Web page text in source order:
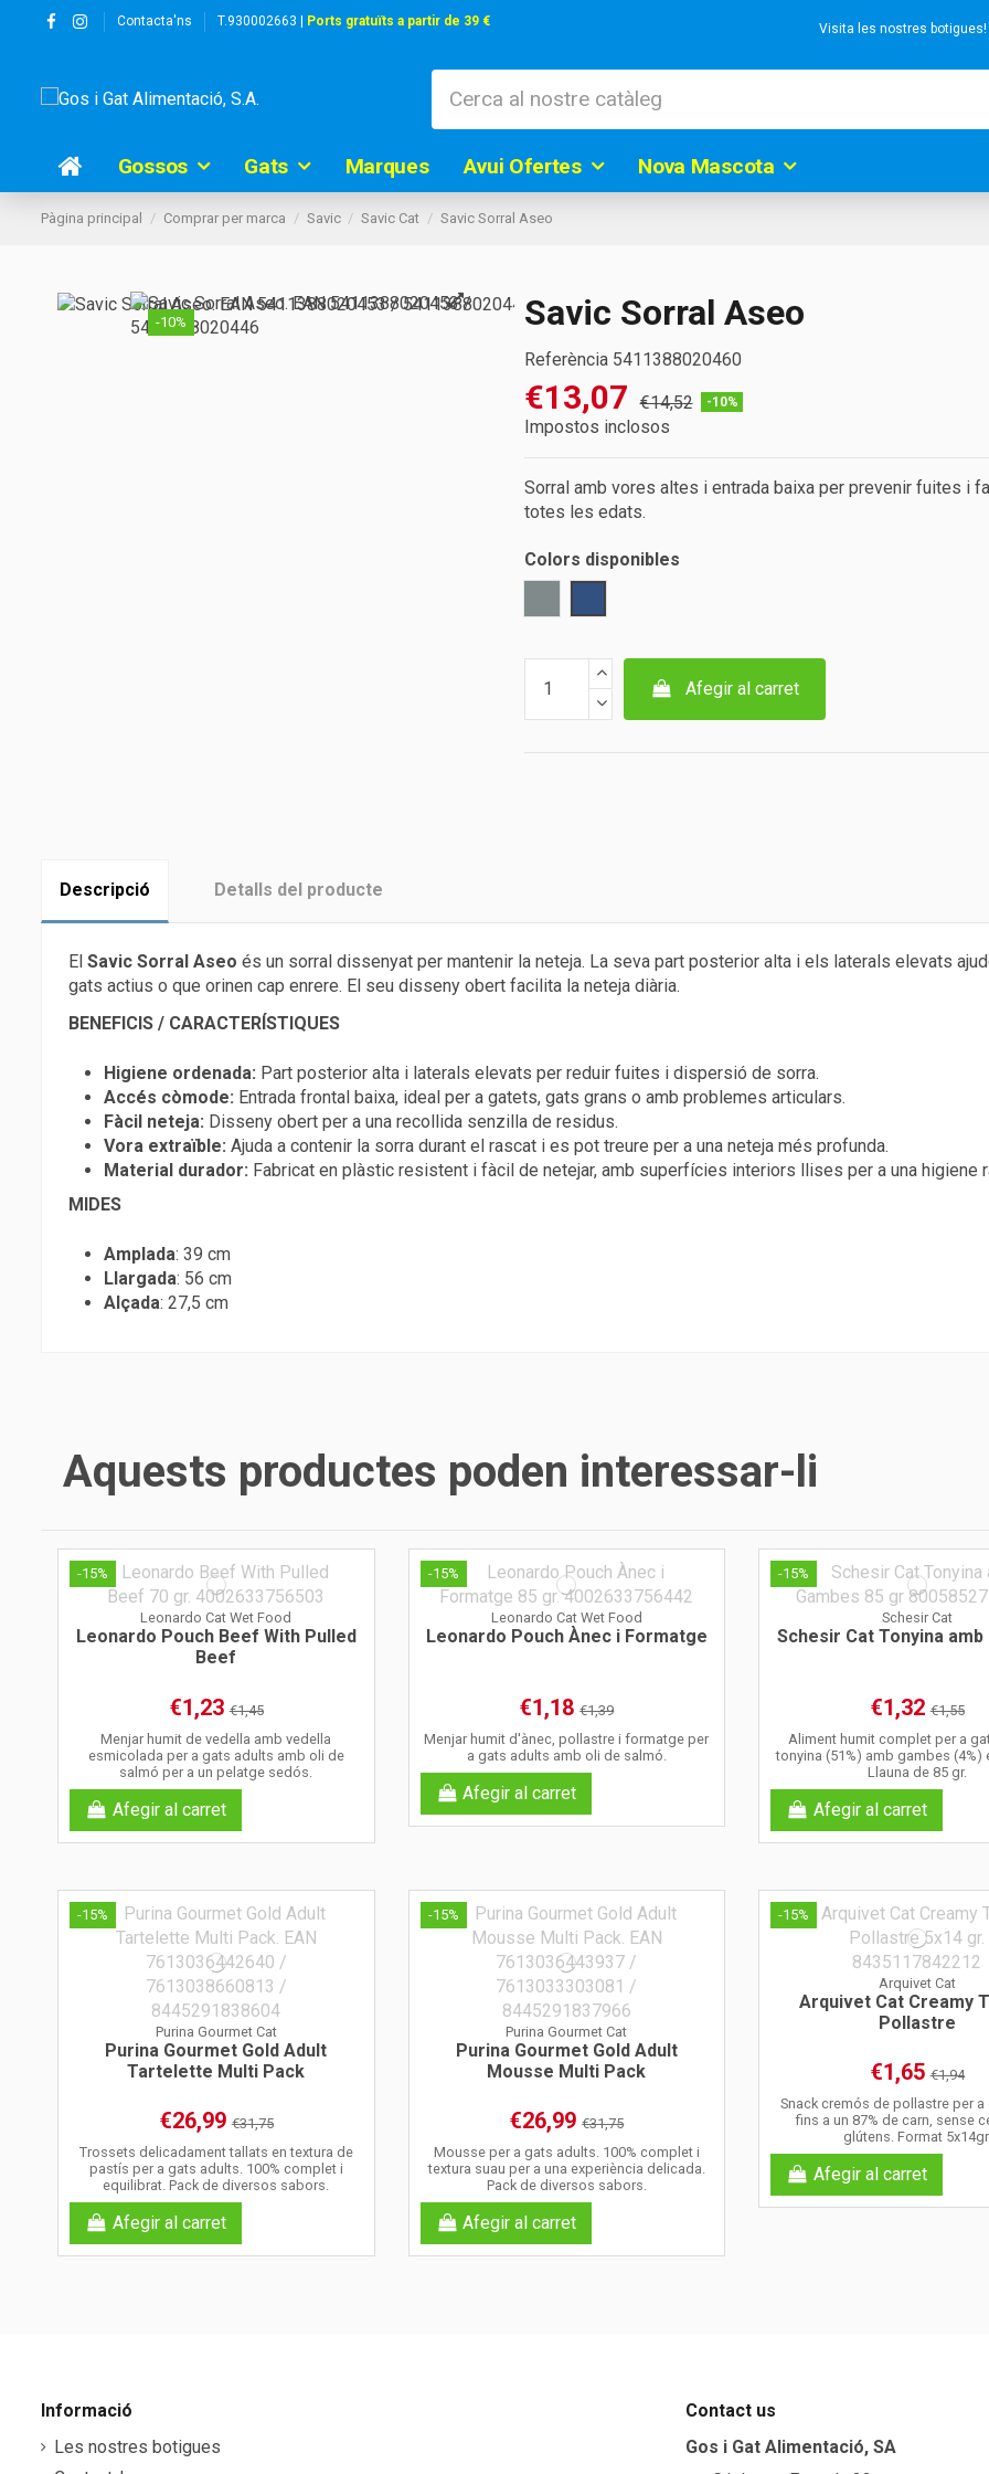
Contacta'ns T.930002663 | Ports gratuïts a partir de 39 €
Visita les nostres botigues!
Gossos Gats Marques Avui Ofertes Nova Mascota
Pàgina principal Comprar per marca Savic Savic Cat Savic Sorral Aseo
-10% Savic Sorral Aseo
Referència 5411388020460
€13,07 €14,52 -10%
Impostos inclosos
Sorral amb vores altes i entrada baixa per prevenir fuites i
totes les edats.
Colors disponibles
Afegir al carret
Descripció Detalls del producte
El Savic Sorral Aseo és un sorral dissenyat per mantenir la neteja. La seva part posterior alta i els laterals elevats
gats actius o que orinen cap enrere. El seu disseny obert facilita la neteja diària.
BENEFICIS / CARACTERÍSTIQUES
Higiene ordenada: Part posterior alta i laterals elevats per reduir fuites i dispersió de sorra.
Accés còmode: Entrada frontal baixa, ideal per a gatets, gats grans o amb problemes articulars.
Fàcil neteja: Disseny obert per a una recollida senzilla de residus.
Vora extraïble: Ajuda a contenir la sorra durant el rascat i es pot treure per a una neteja més profunda.
Material durador: Fabricat en plàstic resistent i fàcil de netejar, amb superfícies interiors llises per a una higiene
MIDES
Amplada: 39 cm
Llargada: 56 cm
Alçada: 27,5 cm
Aquests productes poden interessar-li
-15%
Leonardo Cat Wet Food
Leonardo Pouch Beef With Pulled
Beef
€1,23€1,45
Menjar humit de vedella amb vedella
esmicolada per a gats adults amb oli de
salmó per a un pelatge sedós.
Afegir al carret
-15%
Leonardo Cat Wet Food
Leonardo Pouch Ànec i Formatge
€1,18€1,39
Menjar humit d'ànec, pollastre i formatge per
a gats adults amb oli de salmó.
Afegir al carret
-15%
Schesir Cat
Schesir Cat Tonyina amb
€1,32€1,55
Aliment humit complet per a
tonyina (51%) amb gambes (4%)
Llauna de 85 gr.
Afegir al carret
-15%
Purina Gourmet Cat
Purina Gourmet Gold Adult
Tartelette Multi Pack
€26,99€31,75
Trossets delicadament tallats en textura de
pastís per a gats adults. 100% complet i
equilibrat. Pack de diversos sabors.
Afegir al carret
-15%
Purina Gourmet Cat
Purina Gourmet Gold Adult
Mousse Multi Pack
€26,99€31,75
Mousse per a gats adults. 100% complet i
textura suau per a una experiència delicada.
Pack de diversos sabors.
Afegir al carret
-15%
Arquivet Cat
Arquivet Cat Creamy
Pollastre
€1,65€1,94
Snack cremós de pollastre per a
fins a un 87% de carn, sense
glútens. Format
Afegir al carret
Informació
Les nostres botigues
Contact us
Gos i Gat Alimentació, SA